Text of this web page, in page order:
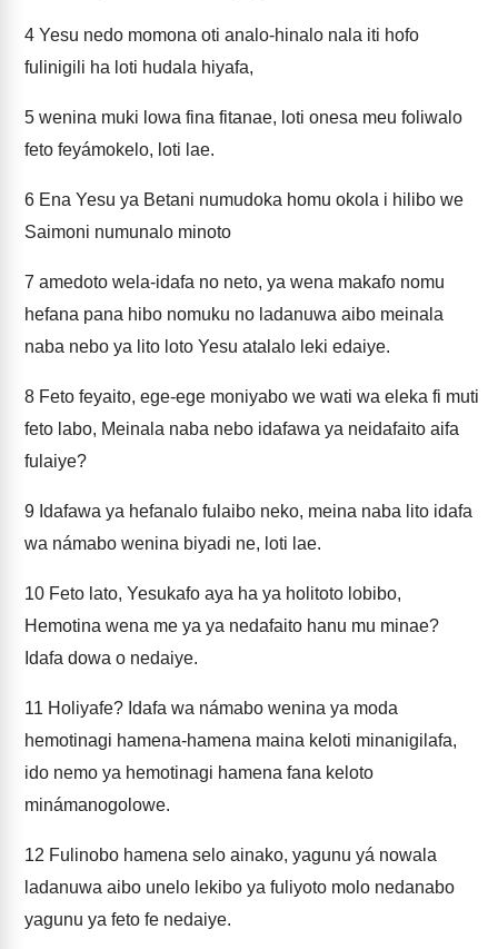
4 Yesu nedo momona oti analo-hinalo nala iti hofo
fulinigili ha loti hudala hiyafa,
5 wenina muki lowa fina fitanae, loti onesa meu foliwalo
feto feyámokelo, loti lae.
6 Ena Yesu ya Betani numudoka homu okola i hilibo we
Saimoni numunalo minoto
7 amedoto wela-idafa no neto, ya wena makafo nomu
hefana pana hibo nomuku no ladanuwa aibo meinala
naba nebo ya lito loto Yesu atalalo leki edaiye.
8 Feto feyaito, ege-ege moniyabo we wati wa eleka fi muti
feto labo, Meinala naba nebo idafawa ya neidafaito aifa
fulaiye?
9 Idafawa ya hefanalo fulaibo neko, meina naba lito idafa
wa námabo wenina biyadi ne, loti lae.
10 Feto lato, Yesukafo aya ha ya holitoto lobibo,
Hemotina wena me ya ya nedafaito hanu mu minae?
Idafa dowa o nedaiye.
11 Holiyafe? Idafa wa námabo wenina ya moda
hemotinagi hamena-hamena maina keloti minanigilafa,
ido nemo ya hemotinagi hamena fana keloto
minámanogolowe.
12 Fulinobo hamena selo ainako, yagunu yá nowala
ladanuwa aibo unelo lekibo ya fuliyoto molo nedanabo
yagunu ya feto fe nedaiye.